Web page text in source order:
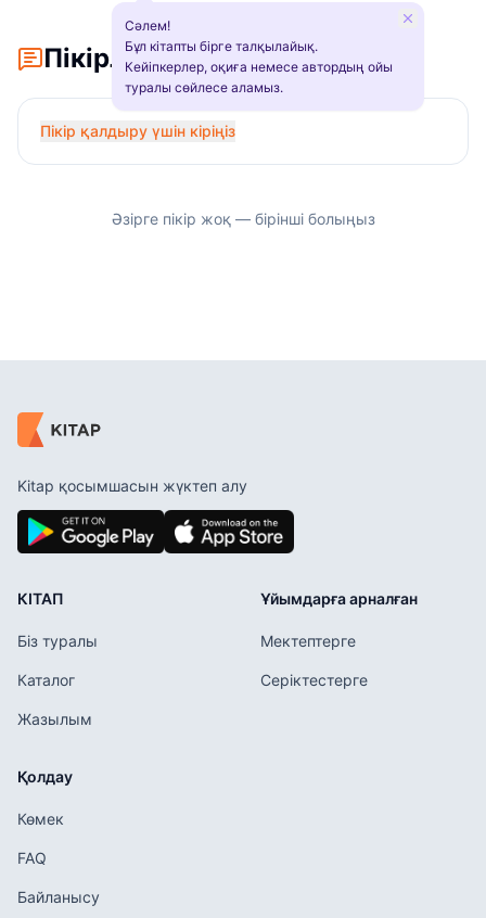
Сәлем!
Бұл кітапты бірге талқылайық.
Кейіпкерлер, оқиға немесе автордың ойы
туралы сөйлесе аламыз.
Пікірлер
Пікір қалдыру үшін кіріңіз
Әзірге пікір жоқ — бірінші болыңыз
Kitap қосымшасын жүктеп алу
КІТАП
Біз туралы
Каталог
Жазылым
Ұйымдарға арналған
Мектептерге
Серіктестерге
Қолдау
Көмек
FAQ
Байланысу